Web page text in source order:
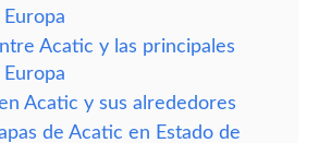
Acatic y las principales
Acatic y sus alrededores
de Acatic en Estado de